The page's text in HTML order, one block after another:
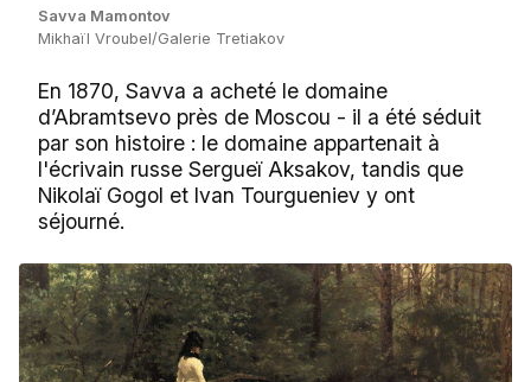
Savva Mamontov
Mikhaïl Vroubel/Galerie Tretiakov
En 1870, Savva a acheté le domaine
d’Abramtsevo près de Moscou - il a été séduit
par son histoire : le domaine appartenait à
l'écrivain russe Sergueï Aksakov, tandis que
Nikolaï Gogol et Ivan Tourgueniev y ont
séjourné.